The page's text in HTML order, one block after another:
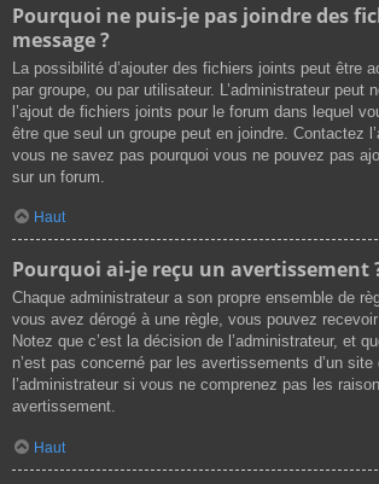
Pourquoi ne puis-je pas joindre des
message ?
La possibilité d’ajouter des fichiers joints peut être
par groupe, ou par utilisateur. L’administrateur peut
l’ajout de fichiers joints pour le forum dans lequel
être que seul un groupe peut en joindre. Contactez
vous ne savez pas pourquoi vous ne pouvez pas
sur un forum.
Haut
Pourquoi ai-je reçu un avertissement
Chaque administrateur a son propre ensemble de
vous avez dérogé à une règle, vous pouvez
Notez que c’est la décision de l’administrateur, et
n’est pas concerné par les avertissements d’un
l’administrateur si vous ne comprenez pas les
avertissement.
Haut